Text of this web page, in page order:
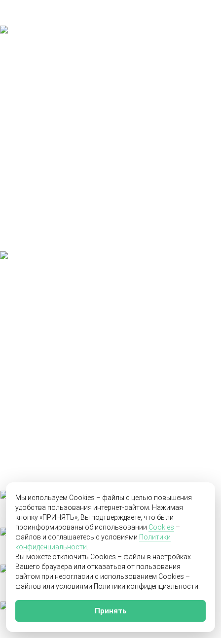
Мы используем Cookies – файлы с целью повышения
удобства пользования интернет-сайтом. Нажимая
кнопку «ПРИНЯТЬ», Вы подтверждаете, что были
проинформированы об использовании Cookies –
файлов и соглашаетесь с условиями Политики
конфиденциальности
Вы можете отключить Cookies – файлы в настройках
Вашего браузера или отказаться от пользования
сайтом при несогласии с использованием Cookies –
файлов или условиями Политики конфиденциальности.
Принять